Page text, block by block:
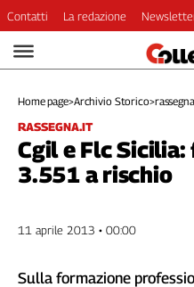
Video
Dirette
Longform
Copertine
Economia
Ambiente
Welfare
Contatti La redazione
Home page>Archivio Storico>
RASSEGNA.IT
Cgil e Flc
3.551 a rischio
11 aprile 2013 • 00:00
Sulla formazione